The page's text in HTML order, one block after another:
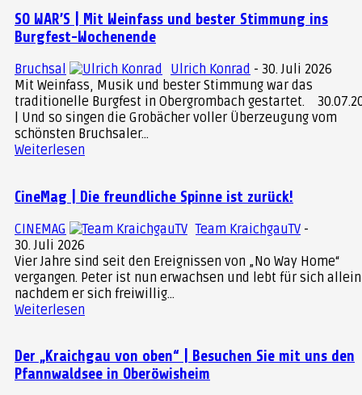
SO WAR’S | Mit Weinfass und bester Stimmung ins
Burgfest-Wochenende
Bruchsal Ulrich Konrad - 30. Juli 2026
Mit Weinfass, Musik und bester Stimmung war das
traditionelle Burgfest in Obergrombach gestartet. 30.07.2026
| Und so singen die Grobächer voller Überzeugung vom
schönsten Bruchsaler...
Weiterlesen
CineMag | Die freundliche Spinne ist zurück!
CINEMAG Team KraichgauTV -
30. Juli 2026
Vier Jahre sind seit den Ereignissen von „No Way Home“
vergangen. Peter ist nun erwachsen und lebt für sich
nachdem er sich freiwillig...
Weiterlesen
Der „Kraichgau von oben“ | Besuchen Sie mit uns den
Pfannwaldsee in Oberöwisheim